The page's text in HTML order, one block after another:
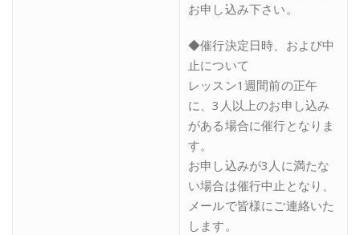
お申し込み下さい。
◆催行決定日時、および中
止について
レッスン1週間前の正午
に、3人以上のお申し込み
がある場合に催行となりま
す。
お申し込みが3人に満たな
い場合は催行中止となり、
メールで皆様にご連絡いた
します。